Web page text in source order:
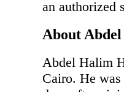
an authorized
About
Abdel Halim
Cairo. He